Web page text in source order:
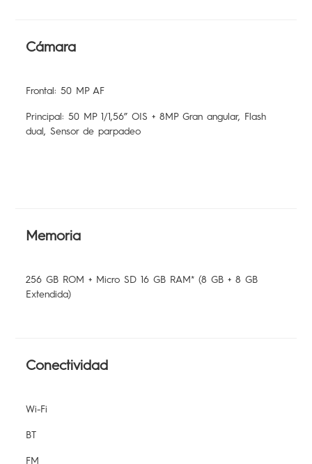
Cámara
Frontal: 50 MP AF
Principal: 50 MP 1/1,56” OIS + 8MP Gran angular, Flash
dual, Sensor de parpadeo
Memoria
256 GB ROM + Micro SD 16 GB RAM* (8 GB + 8 GB
Extendida)
Conectividad
Wi-Fi
BT
FM